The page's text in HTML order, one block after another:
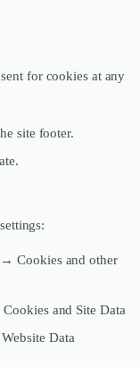
for cookies at any
site footer.
Cookies and other
and Site Data
Data